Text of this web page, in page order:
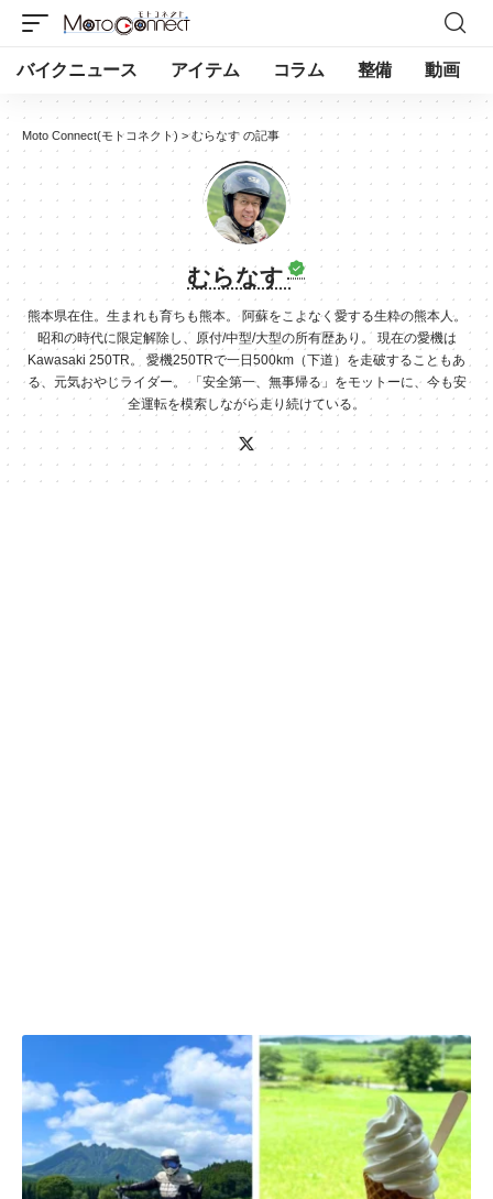
バイクニュース アイテム コラム 整備 動画
Moto Connect(モトコネクト) >むらなす の記事
むらなす
熊本県在住。生まれも育ちも熊本。 阿蘇をこよなく愛する生粋の熊本人。
昭和の時代に限定解除し、原付/中型/大型の所有歴あり。 現在の愛機は
Kawasaki 250TR。 愛機250TRで一日500km（下道）を走破することもあ
る、元気おやじライダー。 「安全第一、無事帰る」をモットーに、今も安
全運転を模索しながら走り続けている。